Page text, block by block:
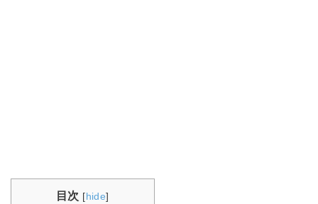
目次 [hide]